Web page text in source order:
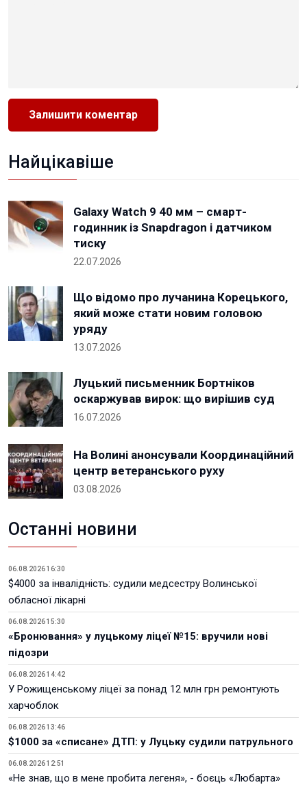
Найцікавіше
Galaxy Watch 9 40 мм – смарт-
годинник із Snapdragon і датчиком
тиску
22.07.2026
Що відомо про лучанина Корецького,
який може стати новим головою
уряду
13.07.2026
Луцький письменник Бортніков
оскаржував вирок: що вирішив суд
16.07.2026
На Волині анонсували Координаційний
центр ветеранського руху
03.08.2026
Останні новини
06.08.2026 16:30
$4000 за інвалідність: судили медсестру Волинської
обласної лікарні
06.08.2026 15:30
«Бронювання» у луцькому ліцеї №15: вручили нові
підозри
06.08.2026 14:42
У Рожищенському ліцеї за понад 12 млн грн ремонтують
харчоблок
06.08.2026 13:46
$1000 за «списане» ДТП: у Луцьку судили патрульного
06.08.2026 12:51
«Не знав, що в мене пробита легеня», - боєць «Любарта»